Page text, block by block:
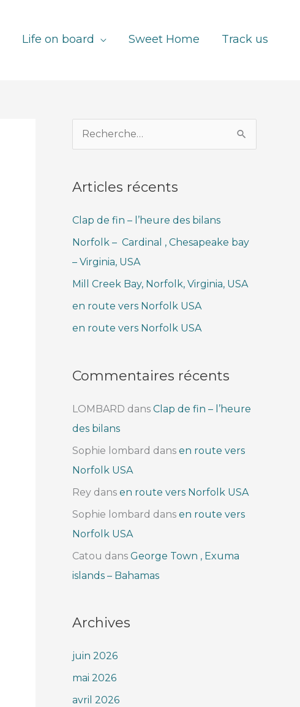
Life on board Sweet Home Track us
e
h
r
c
h
e
r
Articles récents
Clap de fin – l’heure des bilans
Norfolk – Cardinal , Chesapeake bay
– Virginia, USA
Mill Creek Bay, Norfolk, Virginia, USA
en route vers Norfolk USA
en route vers Norfolk USA
Commentaires récents
LOMBARD dansClap de fin – l’heure
des bilans
Sophie lombard dansen route vers
Norfolk USA
Rey dansen route vers Norfolk USA
Sophie lombard dansen route vers
Norfolk USA
Catou dansGeorge Town , Exuma
islands – Bahamas
Archives
juin 2026
mai 2026
avril 2026